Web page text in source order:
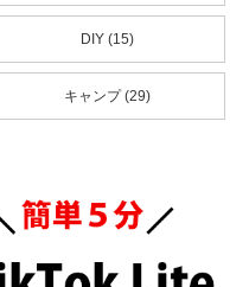
DIY (15)
キャンプ (29)